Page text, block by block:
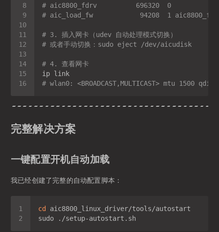
# aic8800_fdrv          696320  0
# aic_load_fw            94208  1
# 3. 插入网卡（udev 自动处理模式切换）
# 或者手动切换：sudo eject /dev/aicudisk
# 4. 查看网卡
# wlan0: <BROADCAST,MULTICAST> mtu 1500
完整解决方案
一键配置开机自动加载
我已经创建了完整的自动配置脚本：
cd